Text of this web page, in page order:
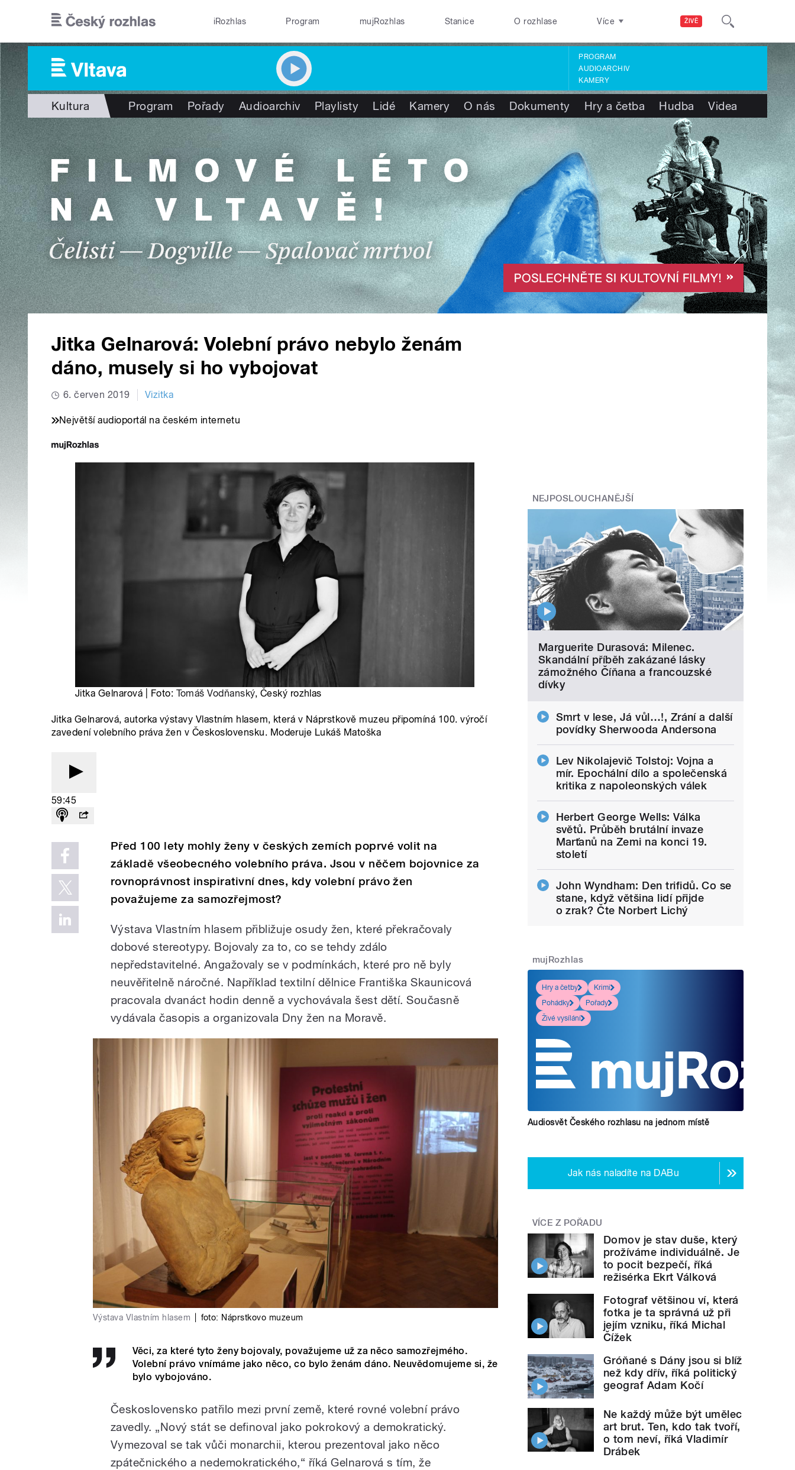
ŽIVĚ
iRozhlas Program mujRozhlas Stanice O rozhlase Více
PROGRAM
AUDIOARCHIV
KAMERY
Kultura Program Pořady Audioarchiv Playlisty Lidé Kamery O nás Dokumenty Hry a četba Hudba Videa
Jitka Gelnarová: Volební právo nebylo ženám
dáno, musely si ho vybojovat
6. červen 2019 Vizitka
Největší audioportál na českém internetu
Jitka Gelnarová | Foto: Tomáš Vodňanský, Český rozhlas
Jitka Gelnarová, autorka výstavy Vlastním hlasem, která v Náprstkově muzeu připomíná 100. výročí
zavedení volebního práva žen v Československu. Moderuje Lukáš Matoška
59:45
Před 100 lety mohly ženy v českých zemích poprvé volit na
základě všeobecného volebního práva. Jsou v něčem bojovnice za
rovnoprávnost inspirativní dnes, kdy volební právo žen
považujeme za samozřejmost?
Výstava Vlastním hlasem přibližuje osudy žen, které překračovaly
dobové stereotypy. Bojovaly za to, co se tehdy zdálo
nepředstavitelné. Angažovaly se v podmínkách, které pro ně byly
neuvěřitelně náročné. Například textilní dělnice Františka Skaunicová
pracovala dvanáct hodin denně a vychovávala šest dětí. Současně
vydávala časopis a organizovala Dny žen na Moravě.
Výstava Vlastním hlasem foto: Náprstkovo muzeum
Věci, za které tyto ženy bojovaly, považujeme už za něco samozřejmého.
Volební právo vnímáme jako něco, co bylo ženám dáno. Neuvědomujeme si, že
bylo vybojováno.
Československo patřilo mezi první země, které rovné volební právo
zavedly. „Nový stát se definoval jako pokrokový a demokratický.
Vymezoval se tak vůči monarchii, kterou prezentoval jako něco
zpátečnického a nedemokratického,“ říká Gelnarová s tím, že
NEJPOSLOUCHANĚJŠÍ
Marguerite Durasová: Milenec.
Skandální příběh zakázané lásky
zámožného Číňana a francouzské
dívky
Smrt v lese, Já vůl…!, Zrání a další
povídky Sherwooda Andersona
Lev Nikolajevič Tolstoj: Vojna a
mír. Epochální dílo a společenská
kritika z napoleonských válek
Herbert George Wells: Válka
světů. Průběh brutální invaze
Marťanů na Zemi na konci 19.
století
John Wyndham: Den trifidů. Co se
stane, když většina lidí přijde
o zrak? Čte Norbert Lichý
mujRozhlas
Hry a četby
Krimi
Pohádky
Pořady
Živé vysílání
Audiosvět Českého rozhlasu na jednom místě
Jak nás naladíte na DABu
VÍCE Z POŘADU
Domov je stav duše, který
prožíváme individuálně. Je
to pocit bezpečí, říká
režisérka Ekrt Válková
Fotograf většinou ví, která
fotka je ta správná už při
jejím vzniku, říká Michal
Čížek
Gróňané s Dány jsou si blíž
než kdy dřív, říká politický
geograf Adam Kočí
Ne každý může být umělec
art brut. Ten, kdo tak tvoří,
o tom neví, říká Vladimír
Drábek